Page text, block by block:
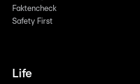
Faktencheck
Safety First
Life